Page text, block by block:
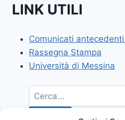
LINK UTILI
Comunicati antecedenti
Rassegna Stampa
Università di Messina